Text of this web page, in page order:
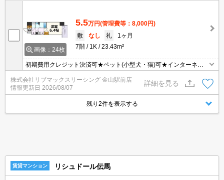
画像：24枚
5.5万円(管理費等：8,000円)
敷
なし 礼
1ヶ月
7階
1K 23.43m²
初期費用クレジット決済可★ペット(小型犬・猫)可★インターネッ
トWiFi無料★設備充実の１K♪
株式会社リブマックスリーシング 金山駅前店
情報更新日 2026/08/07
詳細を見る
残り2件を表示する
賃貸マンション リシュドール伝馬